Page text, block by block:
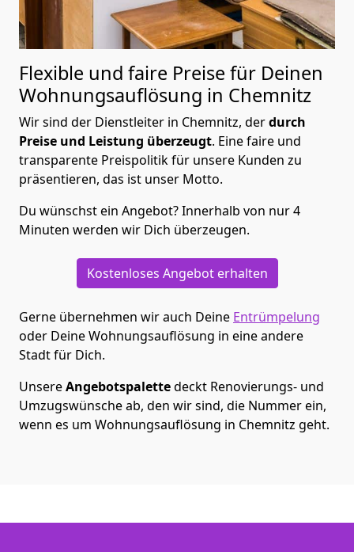
Flexible und faire Preise für Deinen
Wohnungsauflösung in Chemnitz
Wir sind der Dienstleiter in Chemnitz, derdurch
Preise und Leistung überzeugt. Eine faire und
transparente Preispolitik für unsere Kunden zu
präsentieren, das ist unser Motto.
Du wünschst ein Angebot? Innerhalb von nur 4
Minuten werden wir Dich überzeugen.
Kostenloses Angebot erhalten
Gerne übernehmen wir auch Deine Entrümpelung
oder Deine Wohnungsauflösung in eine andere
Stadt für Dich.
UnsereAngebotspalettedeckt Renovierungs- und
Umzugswünsche ab, den wir sind, die Nummer ein,
wenn es um Wohnungsauflösung in Chemnitz geht.